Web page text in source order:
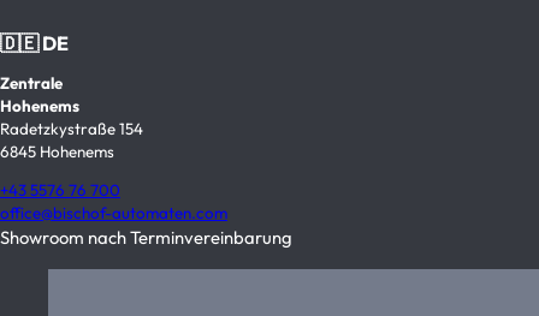
🇩🇪 DE
Zentrale
Hohenems
Radetzkystraße 154
6845 Hohenems
+43 5576 76 700
office@bischof-automaten.com
Showroom nach Terminvereinbarung